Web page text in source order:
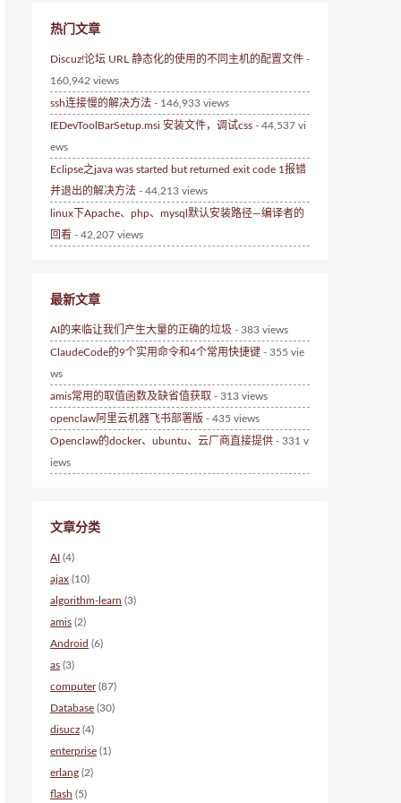
热门文章
Discuz!论坛 URL 静态化的使用的不同主机的配置文件 -
160,942 views
ssh连接慢的解决方法 - 146,933 views
IEDevToolBarSetup.msi 安装文件，调试css - 44,537 vi
ews
Eclipse之java was started but returned exit code 1报错
并退出的解决方法 - 44,213 views
linux下Apache、php、mysql默认安装路径—编译者的
回看 - 42,207 views
最新文章
AI的来临让我们产生大量的正确的垃圾 - 383 views
ClaudeCode的9个实用命令和4个常用快捷键 - 355 vie
ws
amis常用的取值函数及缺省值获取 - 313 views
openclaw阿里云机器飞书部署版 - 435 views
Openclaw的docker、ubuntu、云厂商直接提供 - 331 v
iews
文章分类
AI (4)
ajax (10)
algorithm-learn (3)
amis (2)
Android (6)
as (3)
computer(87)
Database (30)
disucz (4)
enterprise (1)
erlang (2)
flash (5)